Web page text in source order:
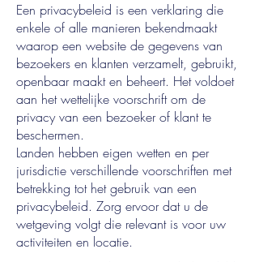
Een privacybeleid is een verklaring die
enkele of alle manieren bekendmaakt
waarop een website de gegevens van
bezoekers en klanten verzamelt, gebruikt,
openbaar maakt en beheert. Het voldoet
aan het wettelijke voorschrift om de
privacy van een bezoeker of klant te
beschermen.
Landen hebben eigen wetten en per
jurisdictie verschillende voorschriften met
betrekking tot het gebruik van een
privacybeleid. Zorg ervoor dat u de
wetgeving volgt die relevant is voor uw
activiteiten en locatie.